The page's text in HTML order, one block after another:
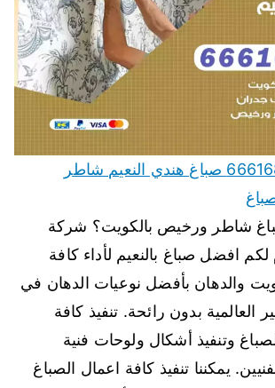
صباغ النعيم 66616884 صباغ هندي النعيم شاطر
شاطر ورخيص بالكويت؟ شركة
لكم افضل صباغ بالنعيم لأداء كافة
والدهان بأفضل نوعيات الدهان في
العالمية بدون رائحة. تنفيذ كافة
وتنفيذ أشكال ولوحات فنية
يمكننا تنفيذ كافة اعمال الصباغ